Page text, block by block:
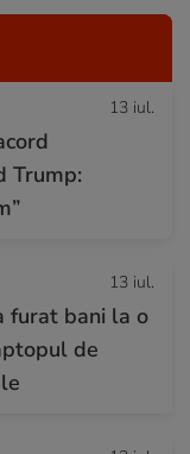
13 iul.
Trump:
13 iul.
furat bani la o
de